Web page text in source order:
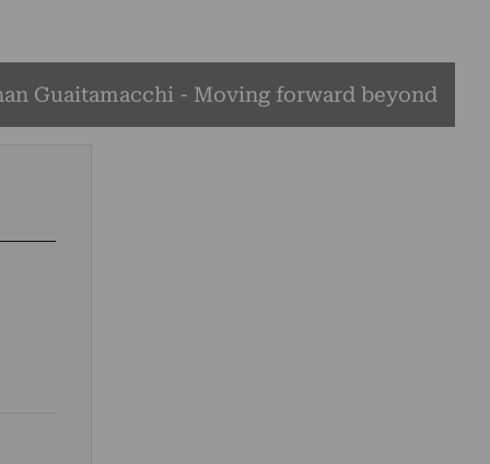
Guaitamacchi - Moving forward beyond